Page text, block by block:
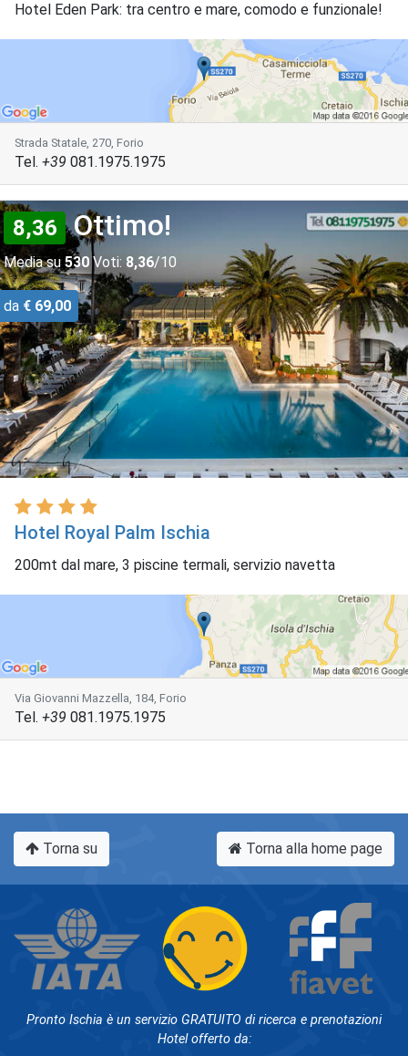
Hotel Eden Park: tra centro e mare, comodo e funzionale!
Strada Statale, 270, Forio
Tel. +39 081.1975.1975
8,36 Ottimo!
Media su 530 Voti: 8,36/10
da € 69,00
Hotel Royal Palm Ischia
200mt dal mare, 3 piscine termali, servizio navetta
Via Giovanni Mazzella, 184, Forio
Tel. +39 081.1975.1975
Torna su Torna alla home page
Pronto Ischia è un servizio GRATUITO di ricerca e prenotazioni
Hotel offerto da: